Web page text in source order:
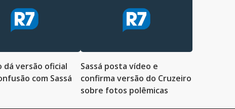
dá versão oficial
com Sassá
Sassá posta vídeo e
confirma versão do Cruzeiro
sobre fotos polêmicas